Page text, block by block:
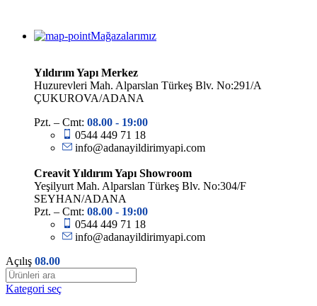
Mağazalarımız
Yıldırım Yapı Merkez
Huzurevleri Mah. Alparslan Türkeş Blv. No:291/A
ÇUKUROVA/ADANA
Pzt. – Cmt: 08.00 - 19:00
0544 449 71 18
info@adanayildirimyapi.com
Creavit Yıldırım Yapı Showroom
Yeşilyurt Mah. Alparslan Türkeş Blv. No:304/F
SEYHAN/ADANA
Pzt. – Cmt: 08.00 - 19:00
0544 449 71 18
info@adanayildirimyapi.com
Açılış 08.00
Kategori seç